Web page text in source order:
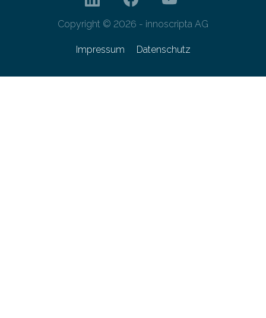
Copyright © 2026 - innoscripta AG
Impressum Datenschutz